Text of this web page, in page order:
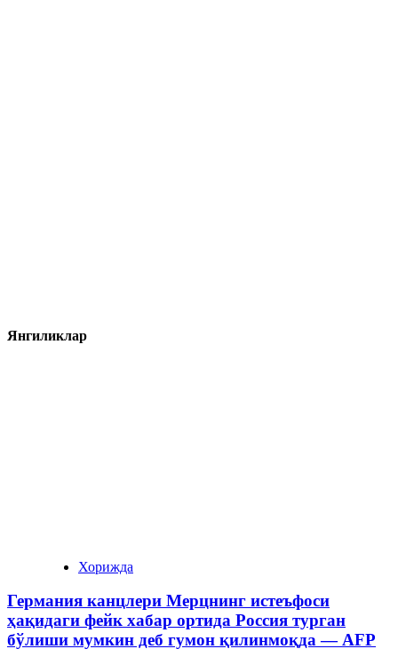
Янгиликлар
Хорижда
Германия канцлери Мерцнинг истеъфоси
ҳақидаги фейк хабар ортида Россия турган
бўлиши мумкин деб гумон қилинмоқда — AFP